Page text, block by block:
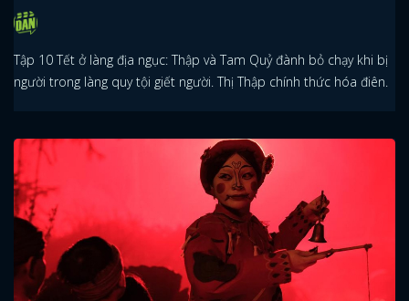
Tập 10 Tết ở làng địa ngục: Thập và Tam Quỷ đành bỏ chạy khi bị
người trong làng quy tội giết người. Thị Thập chính thức hóa điên.